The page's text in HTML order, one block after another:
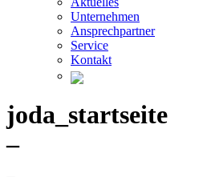
Unternehmen
Ansprechpartner
Service
Kontakt
joda_startseite
–